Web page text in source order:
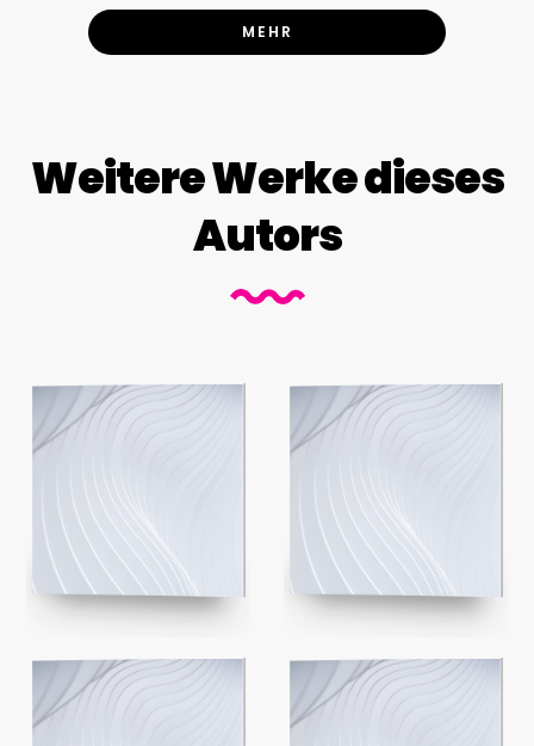
MEHR
Weitere Werke dieses
Autors